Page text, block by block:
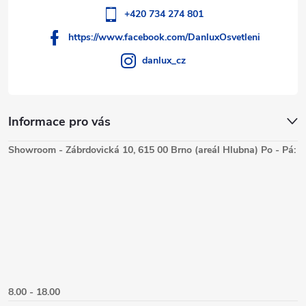
Informace pro vás
+420 734 274 801
https://www.facebook.com/DanluxOsvetleni
danlux_cz
Showroom - Zábrdovická 10, 615 00 Brno (areál Hlubna) Po - Pá:
8.00 - 18.00